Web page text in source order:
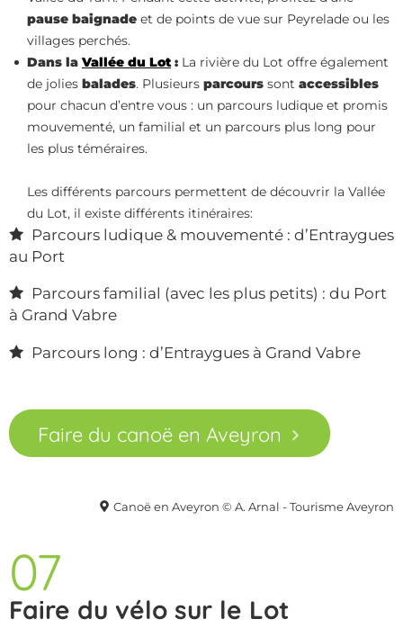
pause baignade et de points de vue sur Peyrelade ou les
villages perchés.
Dans la Vallée du Lot: La rivière du Lot offre également
de jolies balades. Plusieurs parcours sont accessibles
pour chacun d’entre vous : un parcours ludique et promis
mouvementé, un familial et un parcours plus long pour
les plus téméraires.
Les différents parcours permettent de découvrir la Vallée
du Lot, il existe différents itinéraires:
Parcours ludique & mouvementé : d’Entraygues
au Port
Parcours familial (avec les plus petits) : du Port
à Grand Vabre
Parcours long : d’Entraygues à Grand Vabre
Faire du canoë en Aveyron
Canoë en Aveyron © A. Arnal - Tourisme Aveyron
07
Faire du vélo sur le Lot